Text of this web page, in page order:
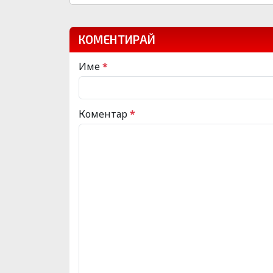
КОМЕНТИРАЙ
Име*
Коментар*